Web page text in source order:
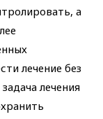
а
лечение без
лечения